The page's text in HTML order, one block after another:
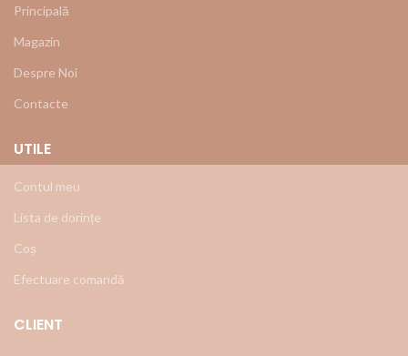
Principală
Magazin
Despre Noi
Contacte
UTILE
Contul meu
Lista de dorințe
Coș
Efectuare comandă
CLIENT